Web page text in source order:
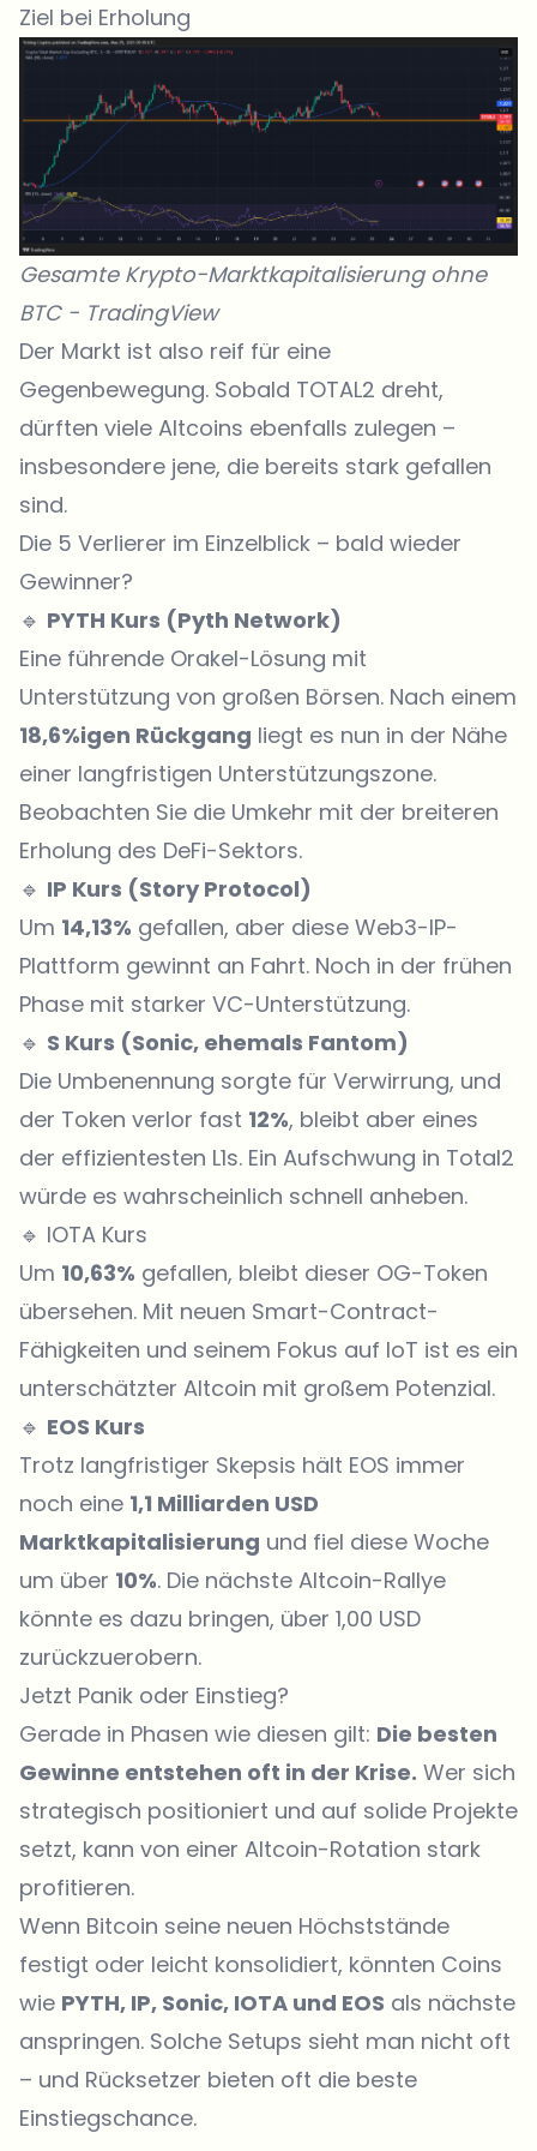
Ziel bei Erholung
Gesamte Krypto-Marktkapitalisierung ohne
BTC - TradingView
Der Markt ist also reif für eine
Gegenbewegung. Sobald TOTAL2 dreht,
dürften viele Altcoins ebenfalls zulegen –
insbesondere jene, die bereits stark gefallen
sind.
Die 5 Verlierer im Einzelblick – bald wieder
Gewinner?
🔹 PYTH Kurs (Pyth Network)
Eine führende Orakel-Lösung mit
Unterstützung von großen Börsen. Nach einem
18,6%igen Rückgang liegt es nun in der Nähe
einer langfristigen Unterstützungszone.
Beobachten Sie die Umkehr mit der breiteren
Erholung des DeFi-Sektors.
🔹 IP Kurs (Story Protocol)
Um 14,13% gefallen, aber diese Web3-IP-
Plattform gewinnt an Fahrt. Noch in der frühen
Phase mit starker VC-Unterstützung.
🔹 S Kurs (Sonic, ehemals Fantom)
Die Umbenennung sorgte für Verwirrung, und
der Token verlor fast 12%, bleibt aber eines
der effizientesten L1s. Ein Aufschwung in Total2
würde es wahrscheinlich schnell anheben.
🔹 IOTA Kurs
Um 10,63% gefallen, bleibt dieser OG-Token
übersehen. Mit neuen Smart-Contract-
Fähigkeiten und seinem Fokus auf IoT ist es ein
unterschätzter Altcoin mit großem Potenzial.
🔹 EOS Kurs
Trotz langfristiger Skepsis hält EOS immer
noch eine 1,1 Milliarden USD
Marktkapitalisierung und fiel diese Woche
um über 10%. Die nächste Altcoin-Rallye
könnte es dazu bringen, über 1,00 USD
zurückzuerobern.
Jetzt Panik oder Einstieg?
Gerade in Phasen wie diesen gilt: Die besten
Gewinne entstehen oft in der Krise. Wer sich
strategisch positioniert und auf solide Projekte
setzt, kann von einer Altcoin-Rotation stark
profitieren.
Wenn Bitcoin seine neuen Höchststände
festigt oder leicht konsolidiert, könnten Coins
wie PYTH, IP, Sonic, IOTA und EOS als nächste
anspringen. Solche Setups sieht man nicht oft
– und Rücksetzer bieten oft die beste
Einstiegschance.